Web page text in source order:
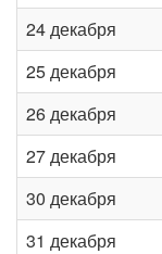
24 декабря
25 декабря
26 декабря
27 декабря
30 декабря
31 декабря